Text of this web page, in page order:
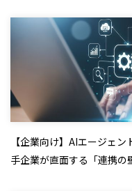
【企業向け】AIエージェ
手企業が直面する「連携